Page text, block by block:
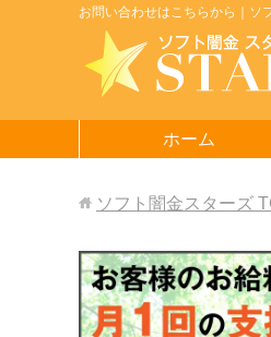
お問い合わせはこちらから｜ソ
ホーム
ソフト闇金スターズ